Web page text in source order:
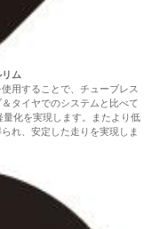
ム
用することで、チューブレス
タイヤでのシステムと比べて
化を実現します。またより低
れ、安定した走りを実現しま